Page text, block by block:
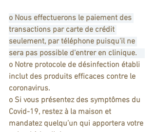
o Nous effectuerons le paiement des
transactions par carte de crédit
seulement, par téléphone puisqu'il ne
sera pas possible d'entrer en clinique.
o Notre protocole de désinfection établi
inclut des produits efficaces contre le
coronavirus.
o Si vous présentez des symptômes du
Covid-19, restez à la maison et
mandatez quelqu’un qui apportera votre